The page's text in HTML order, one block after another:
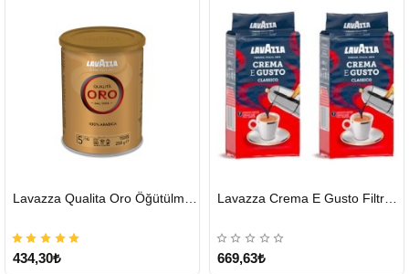
GÖNDERİ
434,30₺
GÖNDERİ
Lavazza Crema E Gusto Filtre Kahve 250 G X 2
669,63₺